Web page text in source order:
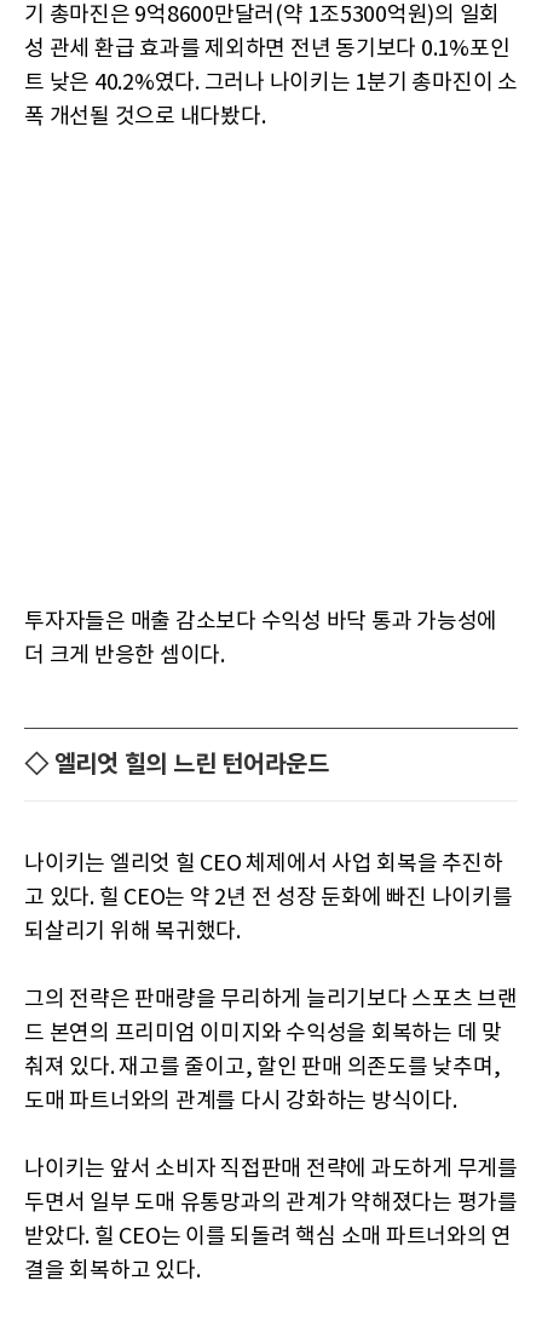
기 총마진은 9억8600만달러(약 1조5300억원)의 일회
성 관세 환급 효과를 제외하면 전년 동기보다 0.1%포인
트 낮은 40.2%였다. 그러나 나이키는 1분기 총마진이 소
폭 개선될 것으로 내다봤다.
투자자들은 매출 감소보다 수익성 바닥 통과 가능성에
더 크게 반응한 셈이다.
◇ 엘리엇 힐의 느린 턴어라운드
나이키는 엘리엇 힐 CEO 체제에서 사업 회복을 추진하
고 있다. 힐 CEO는 약 2년 전 성장 둔화에 빠진 나이키를
되살리기 위해 복귀했다.
그의 전략은 판매량을 무리하게 늘리기보다 스포츠 브랜
드 본연의 프리미엄 이미지와 수익성을 회복하는 데 맞
춰져 있다. 재고를 줄이고, 할인 판매 의존도를 낮추며,
도매 파트너와의 관계를 다시 강화하는 방식이다.
나이키는 앞서 소비자 직접판매 전략에 과도하게 무게를
두면서 일부 도매 유통망과의 관계가 약해졌다는 평가를
받았다. 힐 CEO는 이를 되돌려 핵심 소매 파트너와의 연
결을 회복하고 있다.